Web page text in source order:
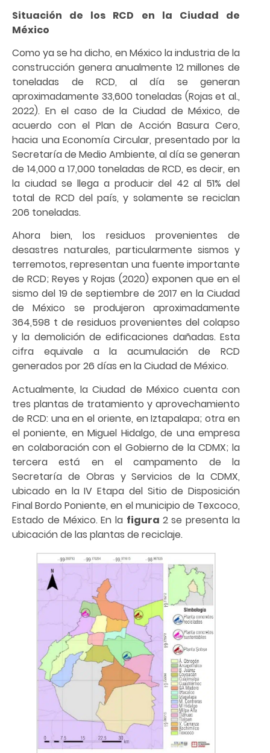
Situación de los RCD en la Ciudad de
México
Como ya se ha dicho, en México la industria de la
construcción genera anualmente 12 millones de
toneladas de RCD, al día se generan
aproximadamente 33,600 toneladas (Rojas et al.,
2022). En el caso de la Ciudad de México, de
acuerdo con el Plan de Acción Basura Cero,
hacia una Economía Circular, presentado por la
Secretaría de Medio Ambiente, al día se generan
de 14,000 a 17,000 toneladas de RCD, es decir, en
la ciudad se llega a producir del 42 al 51% del
total de RCD del país, y solamente se reciclan
206 toneladas.
Ahora bien, los residuos provenientes de
desastres naturales, particularmente sismos y
terremotos, representan una fuente importante
de RCD; Reyes y Rojas (2020) exponen que en el
sismo del 19 de septiembre de 2017 en la Ciudad
de México se produjeron aproximadamente
364,598 t de residuos provenientes del colapso
y la demolición de edificaciones dañadas. Esta
cifra equivale a la acumulación de RCD
generados por 26 días en la Ciudad de México.
Actualmente, la Ciudad de México cuenta con
tres plantas de tratamiento y aprovechamiento
de RCD: una en el oriente, en Iztapalapa; otra en
el poniente, en Miguel Hidalgo, de una empresa
en colaboración con el Gobierno de la CDMX; la
tercera está en el campamento de la
Secretaría de Obras y Servicios de la CDMX,
ubicado en la IV Etapa del Sitio de Disposición
Final Bordo Poniente, en el municipio de Texcoco,
Estado de México. En la figura 2 se presenta la
ubicación de las plantas de reciclaje.